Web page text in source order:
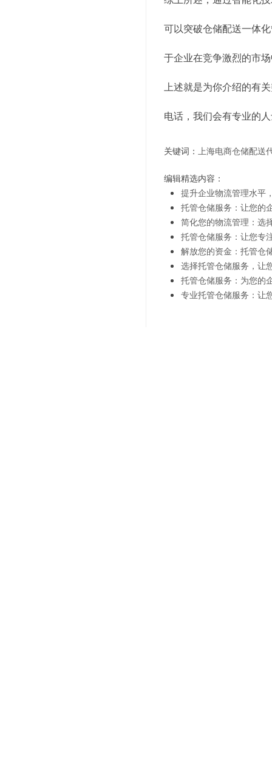
可以突破仓储配送一体
于企业在竞争激烈的市
上述就是为你介绍的有
电话，我们会有专业的
关键词： 上海电商仓储配送
编辑精选内容：
提升企业物流管理水平
托管仓储服务：让您的
简化您的物流管理：选
托管仓储服务：让您专
解放您的资金：托管仓
选择托管仓储服务，让
托管仓储服务：为您的
专业托管仓储服务：让